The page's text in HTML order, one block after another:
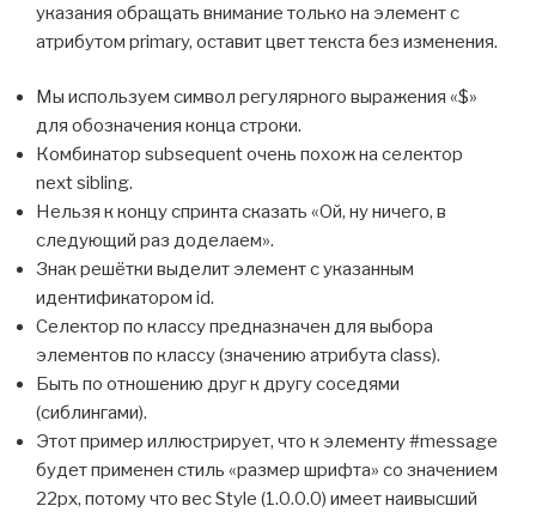
указания обращать внимание только на элемент с
атрибутом primary, оставит цвет текста без изменения.
Мы используем символ регулярного выражения «$»
для обозначения конца строки.
Комбинатор subsequent очень похож на селектор
next sibling.
Нельзя к концу спринта сказать «Ой, ну ничего, в
следующий раз доделаем».
Знак решётки выделит элемент с указанным
идентификатором id.
Селектор по классу предназначен для выбора
элементов по классу (значению атрибута class).
Быть по отношению друг к другу соседями
(сиблингами).
Этот пример иллюстрирует, что к элементу #message
будет применен стиль «размер шрифта» со значением
22px, потому что вес Style (1.0.0.0) имеет наивысший